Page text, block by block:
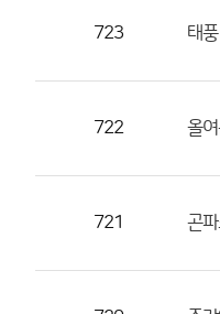
다.
723 태
722 올
721 곤